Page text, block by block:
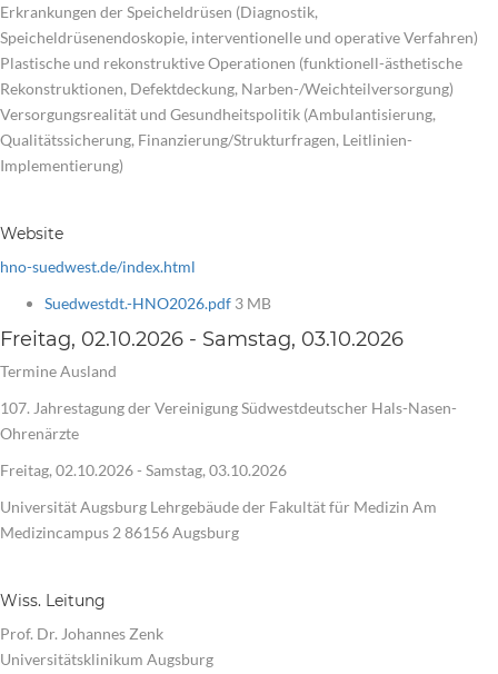
Erkrankungen der Speicheldrüsen (Diagnostik,
Speicheldrüsenendoskopie, interventionelle und operative Verfahren)
Plastische und rekonstruktive Operationen (funktionell-ästhetische
Rekonstruktionen, Defektdeckung, Narben-/Weichteilversorgung)
Versorgungsrealität und Gesundheitspolitik (Ambulantisierung,
Qualitätssicherung, Finanzierung/Strukturfragen, Leitlinien-
Implementierung)
Website
hno-suedwest.de/index.html
Suedwestdt.-HNO2026.pdf 3 MB
Freitag, 02.10.2026 - Samstag, 03.10.2026
Termine Ausland
107. Jahrestagung der Vereinigung Südwestdeutscher Hals-Nasen-
Ohrenärzte
Freitag, 02.10.2026 - Samstag, 03.10.2026
Universität Augsburg Lehrgebäude der Fakultät für Medizin Am
Medizincampus 2 86156 Augsburg
Wiss. Leitung
Prof. Dr. Johannes Zenk
Universitätsklinikum Augsburg